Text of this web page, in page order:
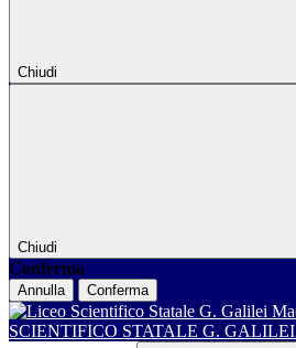
Chiudi
Chiudi
Conferma
Annulla Conferma
SCIENTIFICO STATALE G. GALILEI